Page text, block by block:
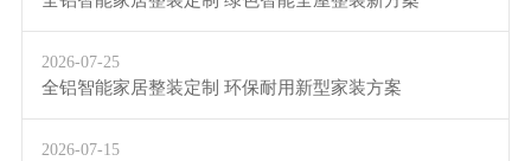
2026-07-25
全铝智能家居整装定制 环保耐用新型家装方案
2026-07-15